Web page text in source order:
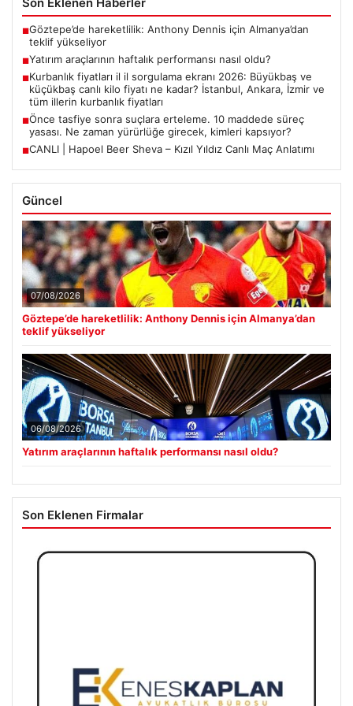
■Göztepe’de hareketlilik: Anthony Dennis için Almanya’dan
teklif yükseliyor
■Yatırım araçlarının haftalık performansı nasıl oldu?
■Kurbanlık fiyatları il il sorgulama ekranı 2026: Büyükbaş ve
küçükbaş canlı kilo fiyatı ne kadar? İstanbul, Ankara, İzmir ve
tüm illerin kurbanlık fiyatları
■Önce tasfiye sonra suçlara erteleme. 10 maddede süreç
yasası. Ne zaman yürürlüğe girecek, kimleri kapsıyor?
■CANLI | Hapoel Beer Sheva – Kızıl Yıldız Canlı Maç Anlatımı
Güncel
07/08/2026
Göztepe’de hareketlilik: Anthony Dennis için Almanya’dan
teklif yükseliyor
06/08/2026
Yatırım araçlarının haftalık performansı nasıl oldu?
Son Eklenen Firmalar